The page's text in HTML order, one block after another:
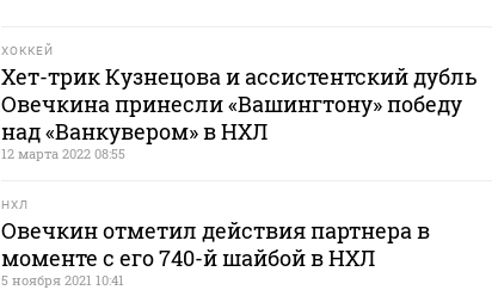
ХОККЕЙ
Хет-трик Кузнецова и ассистентский дубль
Овечкина принесли «Вашингтону» победу
над «Ванкувером» в НХЛ
12 марта 2022 08:55
НХЛ
Овечкин отметил действия партнера в
моменте с его 740-й шайбой в НХЛ
5 ноября 2021 10:41